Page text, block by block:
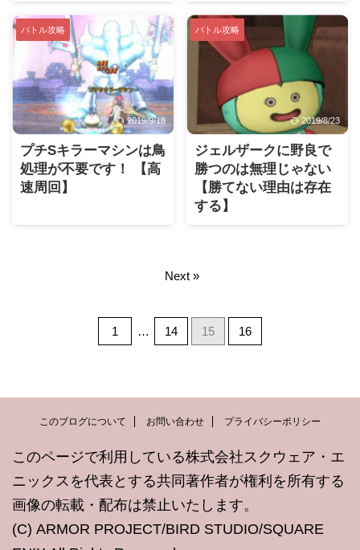
バトル攻略
2019/9/18
プチSキラーマシンは鳥
処理が不要です！ 【高
速周回】
バトル攻略
2019/8/23
ジェルザークに野良で
勝つのは無理じゃない
【勝てない理由は存在
する】
1 … 14 15 16
Next »
このブログについて お問い合わせ プライバシーポリシー
このページで利用している株式会社スクウェア・エ
ニックスを代表とする共同著作者が権利を所有する
画像の転載・配布は禁止いたします。
(C) ARMOR PROJECT/BIRD STUDIO/SQUARE